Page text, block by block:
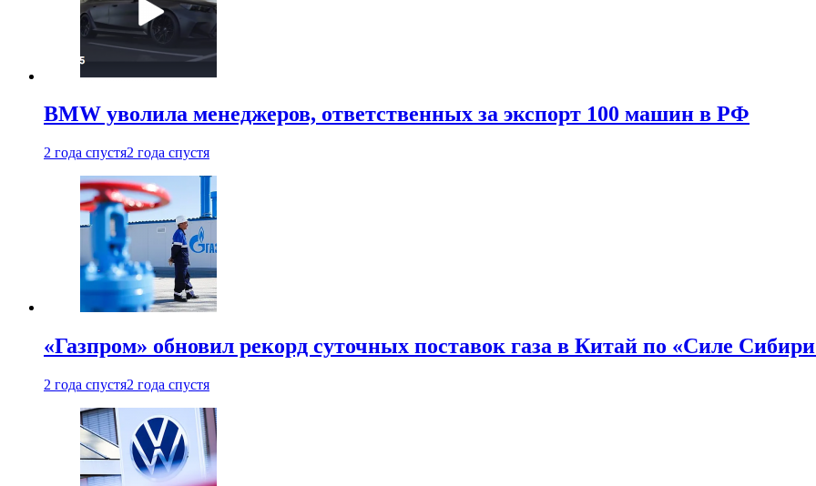
BMW уволила менеджеров, ответственных за экспорт 100 машин в РФ
2 года спустя2 года спустя
«Газпром» обновил рекорд суточных поставок газа в Китай по «Силе
2 года спустя2 года спустя